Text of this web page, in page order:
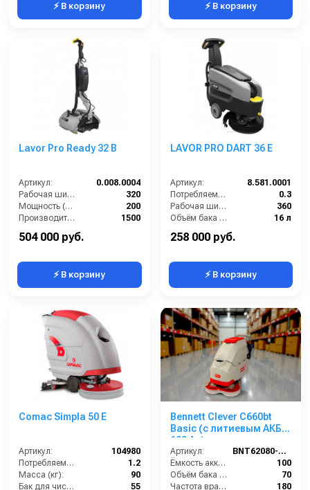
⚡ В корзину ⚡ В корзину
Lavor Pro Ready 32 B
Артикул:
0.008.0004
Рабочая ширина (мм):
320
Мощность (Вт):
200
Производительность по площади (м2/ч):
1500
504 000 руб.
⚡ В корзину
LAVOR PRO DART 36 E
Артикул:
8.581.0001
Потребляемая мощность (кВт):
0.3
Рабочая ширина щеток (мм):
360
Объём бака для грязной воды (л):
16 л
258 000 руб.
⚡ В корзину
Comac Simpla 50 E
Артикул:
104980
Потребляемая мощность (кВт):
1.2
Масса (кг):
90
Бак для чистой воды (л):
55
Bennett Clever C660bt
Basic (с литиевым АКБ
100 Ач)
Артикул:
BNT62080-100li
Ёмкость аккумуляторов (Ач):
100
Объём бака для грязной воды (л):
70
Частота вращения щетки (об/мин):
180